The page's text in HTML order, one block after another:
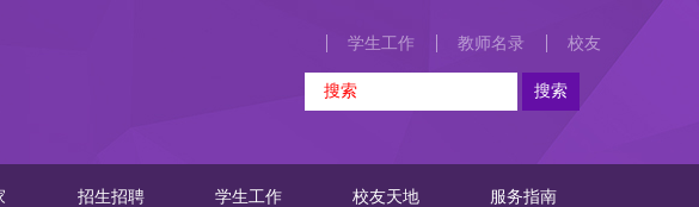
学生工作 教师名录 校友
招生招聘 学生工作 校友天地 服务指南